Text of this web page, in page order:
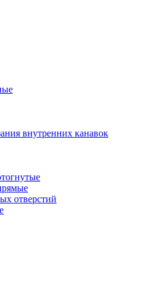
внутренних канавок
отверстий